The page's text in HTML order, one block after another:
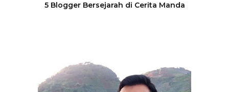
5 Blogger Bersejarah di Cerita Manda